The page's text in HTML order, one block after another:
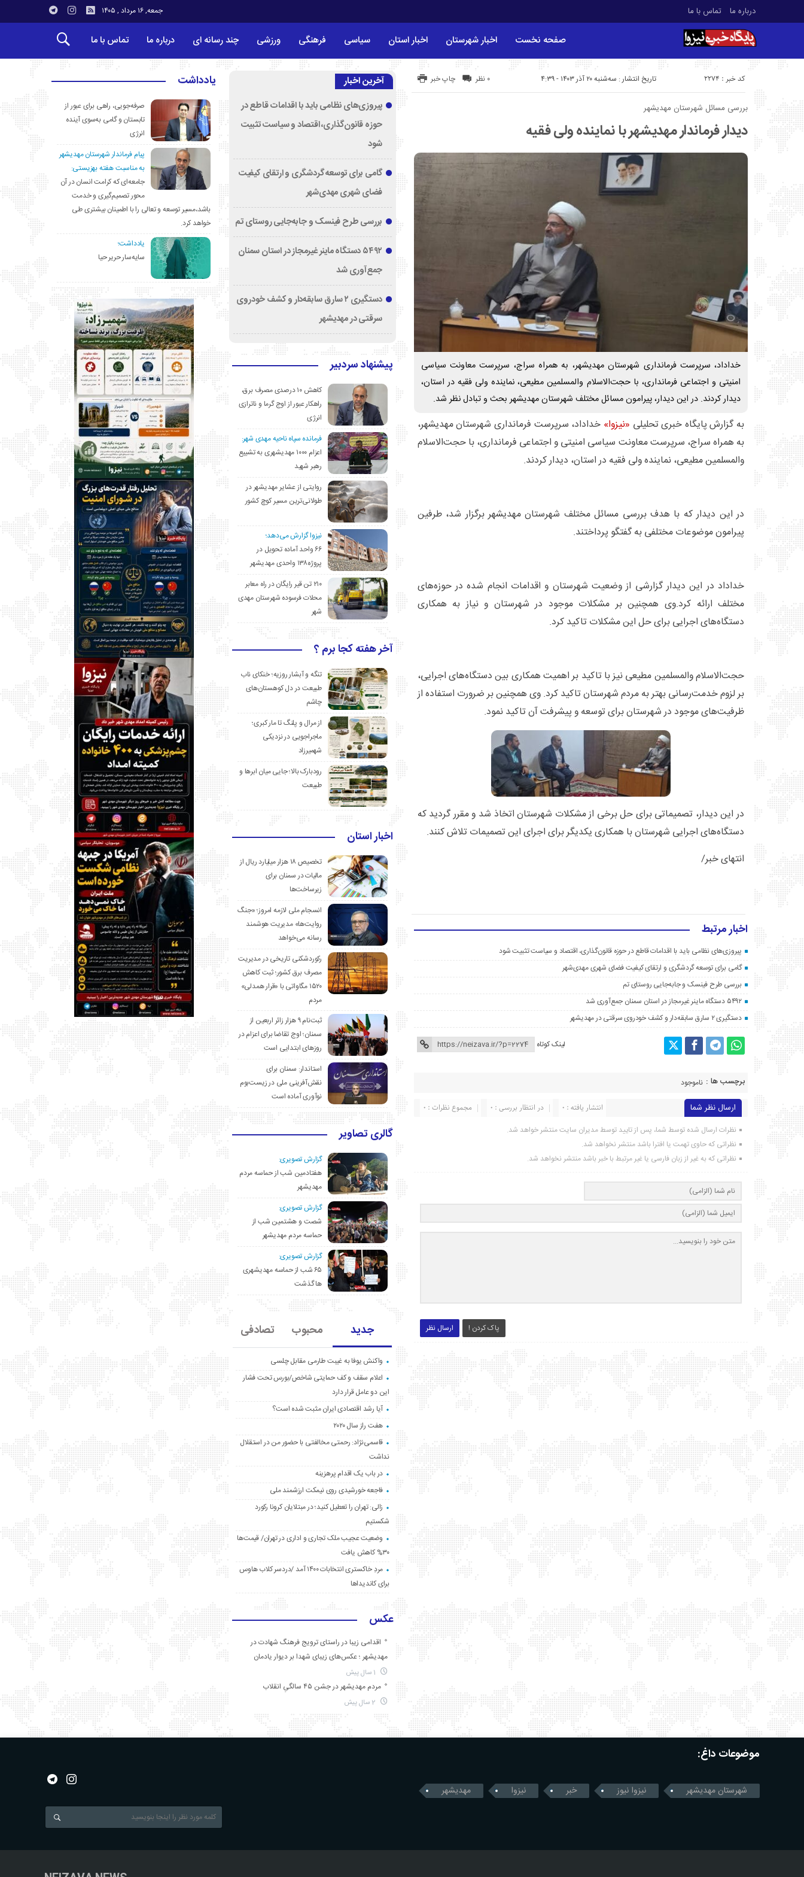
درباره ما تماس با ما جمعه, ۱۶ مرداد , ۱۴۰۵
صفحه نخست اخبار شهرستان اخبار استان سیاسی فرهنگی ورزشی چند رسانه ای درباره ما تماس با ما
تاریخ انتشار : سه‌شنبه ۲۰ آذر ۱۴۰۳ - ۴:۳۹ کد خبر : 2274 چاپ خبر ۰ نظر
بررسی مسائل شهرستان مهدیشهر
دیدار فرماندار مهدیشهر با نماینده ولی فقیه
خداداد، سرپرست فرمانداری شهرستان مهدیشهر، به همراه سراج، سرپرست معاونت سیاسی
امنیتی و اجتماعی فرمانداری، با حجت‌الاسلام والمسلمین مطیعی، نماینده ولی فقیه در استان،
دیدار کردند. در این دیدار، پیرامون مسائل مختلف شهرستان مهدیشهر بحث و تبادل نظر شد.
به گزارش پایگاه خبری تحلیلی «نیزوا» خداداد، سرپرست فرمانداری شهرستان مهدیشهر،
به همراه سراج، سرپرست معاونت سیاسی امنیتی و اجتماعی فرمانداری، با حجت‌الاسلام
والمسلمین مطیعی، نماینده ولی فقیه در استان، دیدار کردند.
در این دیدار که با هدف بررسی مسائل مختلف شهرستان مهدیشهر برگزار شد، طرفین
پیرامون موضوعات مختلفی به گفتگو پرداختند.
خداداد در این دیدار گزارشی از وضعیت شهرستان و اقدامات انجام شده در حوزه‌های
مختلف ارائه کرد.وی همچنین بر مشکلات موجود در شهرستان و نیاز به همکاری
دستگاه‌های اجرایی برای حل این مشکلات تاکید کرد.
حجت‌الاسلام والمسلمین مطیعی نیز با تاکید بر اهمیت همکاری بین دستگاه‌های اجرایی،
بر لزوم خدمت‌رسانی بهتر به مردم شهرستان تاکید کرد. وی همچنین بر ضرورت استفاده از
ظرفیت‌های موجود در شهرستان برای توسعه و پیشرفت آن تاکید نمود.
در این دیدار، تصمیماتی برای حل برخی از مشکلات شهرستان اتخاذ شد و مقرر گردید که
دستگاه‌های اجرایی شهرستان با همکاری یکدیگر برای اجرای این تصمیمات تلاش کنند.
انتهای خبر/
اخبار مرتبط
پیروزی‌های نظامی باید با اقدامات قاطع در حوزه قانون‌گذاری، اقتصاد و سیاست تثبیت شود
گامی برای توسعه گردشگری و ارتقای کیفیت فضای شهری مهدی‌شهر
بررسی طرح فینسک و جابه‌جایی روستای تم
۵۴۹۲ دستگاه ماینر غیرمجاز در استان سمنان جمع‌آوری شد
دستگیری ۲ سارق سابقه‌دار و کشف خودروی سرقتی در مهدیشهر
لینک کوتاه
برچسب ها : ناموجود
ارسال نظر شما مجموع نظرات : 0 در انتظار بررسی : 0 انتشار یافته : ۰
نظرات ارسال شده توسط شما، پس از تایید توسط مدیران سایت منتشر خواهد شد.
نظراتی که حاوی تهمت یا افترا باشد منتشر نخواهد شد.
نظراتی که به غیر از زبان فارسی یا غیر مرتبط با خبر باشد منتشر نخواهد شد.
ارسال نظر پاک کردن !
آخرین اخبار
پیروزی‌های نظامی باید با اقدامات قاطع در
حوزه قانون‌گذاری، اقتصاد و سیاست تثبیت
شود
گامی برای توسعه گردشگری و ارتقای کیفیت
فضای شهری مهدی‌شهر
بررسی طرح فینسک و جابه‌جایی روستای تم
۵۴۹۲ دستگاه ماینر غیرمجاز در استان سمنان
جمع‌آوری شد
دستگیری ۲ سارق سابقه‌دار و کشف خودروی
سرقتی در مهدیشهر
پیشنهاد سردبیر
کاهش ۱۰ درصدی مصرف برق،
راهکار عبور از اوج گرما و ناترازی
انرژی
فرمانده سپاه ناحیه مهدی شهر:
اعزام ۱۰۰۰ مهدیشهری به تشییع
رهبر شهید
روایتی از عشایر مهدیشهر در
طولانی‌ترین مسیر کوچ کشور
نیزوا گزارش می‌دهد؛
۶۶ واحد آماده تحویل در
پروژه۱۳۸ واحدی مهدیشهر
۲۱۰ تن قیر رایگان در راه معابر
محلات فرسوده شهرستان مهدی
شهر
آخر هفته کجا برم ؟
تنگه و آبشار روزیه؛ خنکای ناب
طبیعت در دل کوهستان‌های
چاشم
از مرال و پلنگ تا مار کبری؛
ماجراجویی در نزدیکی
شهمیرزاد
رودبارک بالا؛ جایی میان ابرها و
طبیعت
اخبار استان
تخصیص ۱۸ هزار میلیارد ریال از
مالیات در سمنان برای
زیرساخت‌ها
انسجام ملی لازمه امروز؛ «جنگ
روایت‌ها» مدیریت هوشمند
رسانه می‌خواهد
رکوردشکنی تاریخی در مدیریت
مصرف برق کشور؛ ثبت کاهش
۱۵۲۰ مگاواتی با «قرار همدلی»
مردم
ثبت‌نام ۹ هزار زائر اربعین از
سمنان؛ اوج تقاضا برای اعزام در
روزهای ابتدایی است
استاندار: سمنان برای
نقش‌آفرینی ملی در زیست‌بوم
نوآوری آماده است
گالری تصاویر
گزارش تصویری:
هفتادمین شب از حماسه مردم
مهدیشهر
گزارش تصویری:
شصت و هشتمین شب از
حماسه مردم مهدیشهر
گزارش تصویری:
۶۵ شب از حماسه مهدیشهری
ها گذشت
جدید محبوب تصادفی
واکنش یوفا به غیبت طارمی مقابل چلسی
اعلام سقف و کف حمایتی شاخص/بورس تحت فشار
این دو عامل قرار دارد
آیا رشد اقتصادی ایران مثبت شده است؟
هفت راز سال ۲۰۲۰
قاسمی‌نژاد: رحمتی مخالفتی با حضور من در استقلال
نداشت
در باب یک اقدام پرهزینه
فاجعه خورشیدی روی نیمکت ارزشمند ملی
زالی: تهران را تعطیل کنید؛ در مبتلایان کرونا رکورد
شکستیم
وضعیت عجیب ملک تجاری و اداری در تهران/ قیمت‌ها
۳۰% کاهش یافت
مردِ خاکستری انتخابات ۱۴۰۰ آمد /دردسر کلاب هاوس
برای کاندیداها
عکس
اقدامی زیبا در راستای ترویج فرهنگ شهادت در
مهدیشهر ؛ عکس‌های زیبای شهدا بر دیوار یادمان
مردم مهدیشهر در جشن ۴۵ سالگیِ انقلاب
یادداشت
صرفه‌جویی، راهی برای عبور از
تابستان و گامی به‌سوی آینده
انرژی
پیام فرماندار شهرستان مهدیشهر
به مناسبت هفته بهزیستی:
جامعه‌ای که کرامت انسان در آن
محور تصمیم‌گیری و خدمت
باشد،مسیر توسعه و تعالی را با اطمینان بیشتری طی
خواهد کرد.
یادداشت؛
سایه‌سار حریر حیا
موضوعات داغ:
شهرستان مهدیشهر نیزوا نیوز خبر نیزوا مهدیشهر